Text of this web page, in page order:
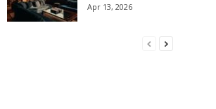
Apr 13, 2026